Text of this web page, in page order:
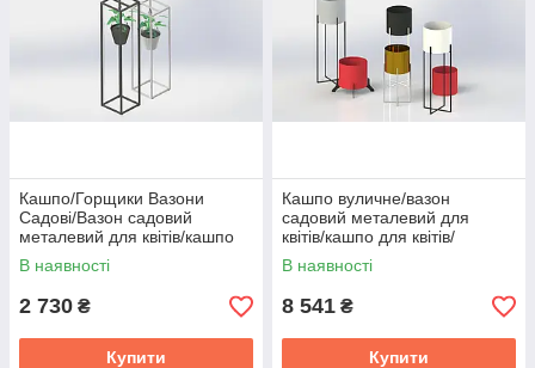
Кашпо/Горщики Вазони
Садові/Вазон садовий
металевий для квітів/кашпо
для квітів/квітковий горщик/
Кашпо
В наявності
2 730 ₴
Купити
Кашпо вуличне/вазон
садовий металевий для
квітів/кашпо для квітів/
квітковий горщик/Кашпо
В наявності
8 541 ₴
Купити